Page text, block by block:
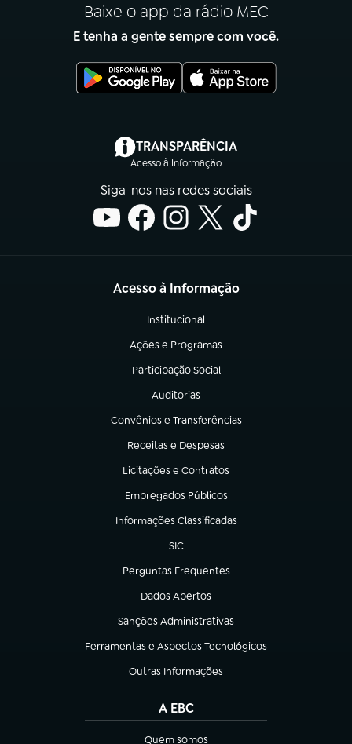
Baixe o app da rádio MEC
E tenha a gente sempre com você.
TRANSPARÊNCIA
Acesso à Informação
(abre em nova aba)
Siga-nos nas redes sociais
Acesso à Informação
Institucional
(abre em nova aba)
Ações e Programas
(abre em nova aba)
Participação Social
(abre em nova aba)
Auditorias
(abre em nova aba)
Convênios e Transferências
(abre em nova aba)
Receitas e Despesas
(abre em nova aba)
Licitações e Contratos
(abre em nova aba)
Empregados Públicos
(abre em nova aba)
Informações Classificadas
(abre em nova aba)
SIC
(abre em nova aba)
Perguntas Frequentes
(abre em nova aba)
Dados Abertos
(abre em nova aba)
Sanções Administrativas
(abre em nova aba)
Ferramentas e Aspectos Tecnológicos
(abre em nova aba)
Outras Informações
(abre em nova aba)
A EBC
Quem somos